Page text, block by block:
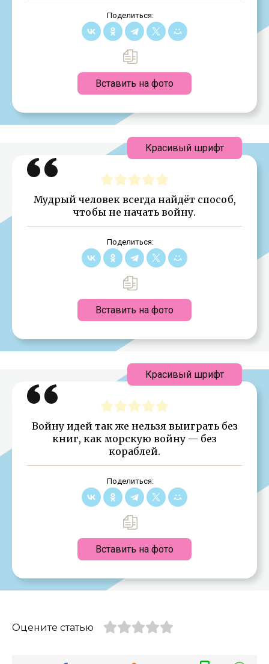
Поделиться:
Вставить на фото
Мудрый человек всегда найдёт способ,
чтобы не начать войну.
Поделиться:
Вставить на фото
Красивый шрифт
Войну идей так же нельзя выиграть без
книг, как морскую войну — без
кораблей.
Поделиться:
Вставить на фото
Красивый шрифт
Оцените статью